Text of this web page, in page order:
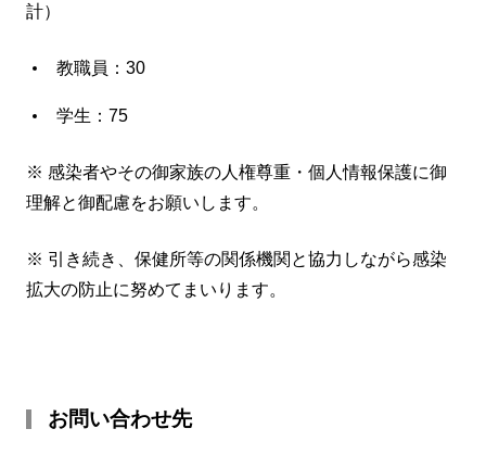
計）
教職員：30
学生：75
※ 感染者やその御家族の人権尊重・個人情報保護に御
理解と御配慮をお願いします。
※ 引き続き、保健所等の関係機関と協力しながら感染
拡大の防止に努めてまいります。
お問い合わせ先